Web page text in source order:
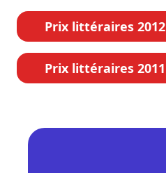
Prix littéraires 2012
Prix littéraires 2011